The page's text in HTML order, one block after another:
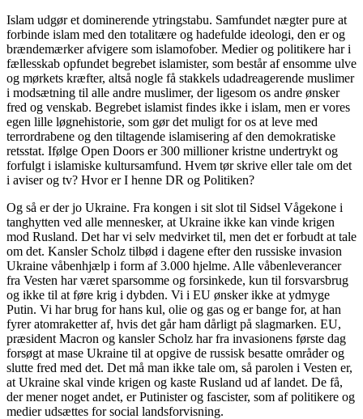
Islam udgør et dominerende ytringstabu. Samfundet nægter pure at
forbinde islam med den totalitære og hadefulde ideologi, den er og
brændemærker afvigere som islamofober. Medier og politikere har i
fællesskab opfundet begrebet islamister, som består af ensomme ulve
og mørkets kræfter, altså nogle få stakkels udadreagerende muslimer
i modsætning til alle andre muslimer, der ligesom os andre ønsker
fred og venskab. Begrebet islamist findes ikke i islam, men er vores
egen lille løgnehistorie, som gør det muligt for os at leve med
terrordrabene og den tiltagende islamisering af den demokratiske
retsstat. Ifølge Open Doors er 300 millioner kristne undertrykt og
forfulgt i islamiske kultursamfund. Hvem tør skrive eller tale om det
i aviser og tv? Hvor er I henne DR og Politiken?
Og så er der jo Ukraine. Fra kongen i sit slot til Sidsel Vågekone i
tanghytten ved alle mennesker, at Ukraine ikke kan vinde krigen
mod Rusland. Det har vi selv medvirket til, men det er forbudt at tale
om det. Kansler Scholz tilbød i dagene efter den russiske invasion
Ukraine våbenhjælp i form af 3.000 hjelme. Alle våbenleverancer
fra Vesten har været sparsomme og forsinkede, kun til forsvarsbrug
og ikke til at føre krig i dybden. Vi i EU ønsker ikke at ydmyge
Putin. Vi har brug for hans kul, olie og gas og er bange for, at han
fyrer atomraketter af, hvis det går ham dårligt på slagmarken. EU,
præsident Macron og kansler Scholz har fra invasionens første dag
forsøgt at mase Ukraine til at opgive de russisk besatte områder og
slutte fred med det. Det må man ikke tale om, så parolen i Vesten er,
at Ukraine skal vinde krigen og kaste Rusland ud af landet. De få,
der mener noget andet, er Putinister og fascister, som af politikere og
medier udsættes for social landsforvisning.